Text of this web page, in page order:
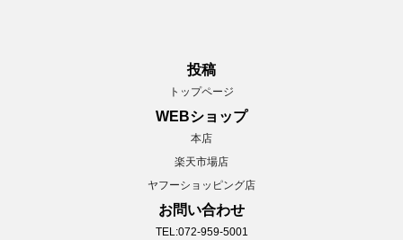
投稿
トップページ
WEBショップ
本店
楽天市場店
ヤフーショッピング店
お問い合わせ
TEL:072-959-5001